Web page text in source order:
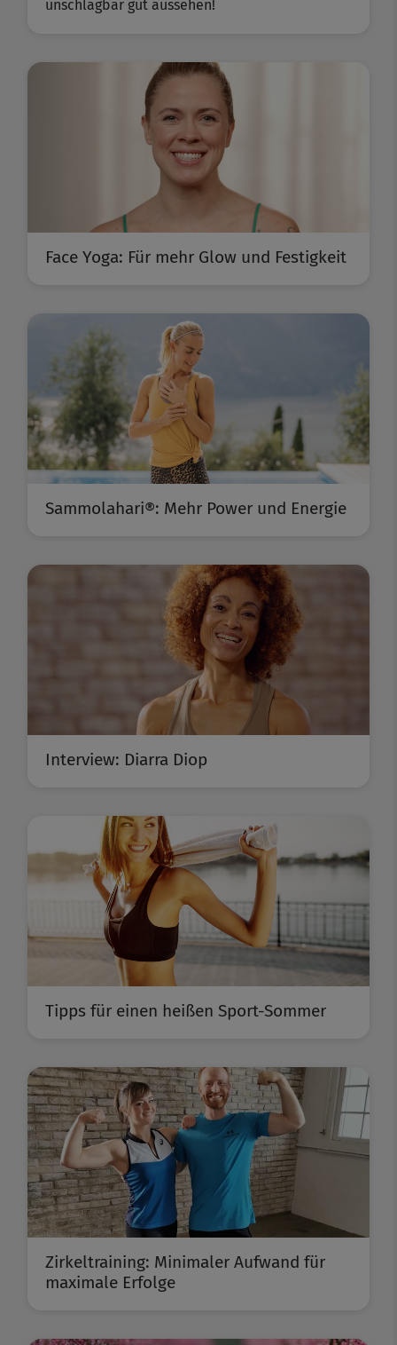
unschlagbar gut aussehen!
Face Yoga: Für mehr Glow und Festigkeit
Sammolahari®: Mehr Power und Energie
Interview: Diarra Diop
Tipps für einen heißen Sport-Sommer
Zirkeltraining: Minimaler Aufwand für
maximale Erfolge